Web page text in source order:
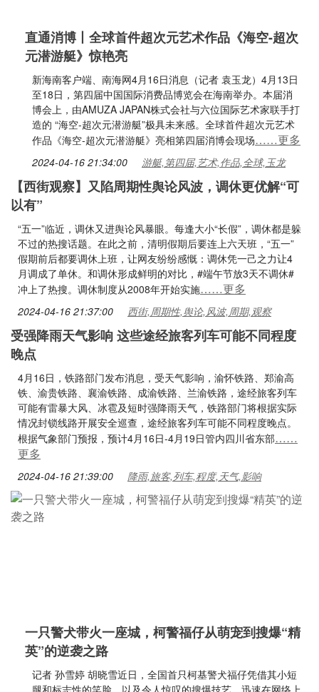
直通消博丨全球首件超次元艺术作品《海空-超次
元潜游艇》惊艳亮
新海南客户端、南海网4月16日消息（记者 袁玉龙）4月13日
至18日，第四届中国国际消费品博览会在海南举办。本届消
博会上，由AMUZA JAPAN株式会社与六位国际艺术家联手打
造的 “海空-超次元潜游艇”极具未来感。全球首件超次元艺术
作品《海空-超次元潜游艇》亮相第四届消博会现场……更多
2024-04-16 21:34:00 游艇,第四届,艺术,作品,全球,玉龙
【西街观察】又陷周期性舆论风波，调休更优解“可
以有”
“五一”临近，调休又进舆论风暴眼。每逢大小“长假”，调休都是躲
不过的热搜话题。在此之前，清明假期后要连上六天班，“五一”
假期前后都要调休上班，让网友纷纷感慨：调休凭一己之力让4
月调成了单休。和调休形成鲜明的对比，#端午节放3天不调休#
冲上了热搜。调休制度从2008年开始实施……更多
2024-04-16 21:37:00 西街,周期性,舆论,风波,周期,观察
受强降雨天气影响 这些途经旅客列车可能不同程度
晚点
4月16日，铁路部门发布消息，受天气影响，渝怀铁路、郑渝高
铁、渝贵铁路、襄渝铁路、成渝铁路、兰渝铁路，途经旅客列车
可能有雷暴大风、冰雹及短时强降雨天气，铁路部门将根据实际
情况封锁线路开展安全巡查，途经旅客列车可能不同程度晚点。
根据气象部门预报，预计4月16日-4月19日管内四川省东部……
更多
2024-04-16 21:39:00 降雨,旅客,列车,程度,天气,影响
一只警犬带火一座城，柯警福仔从萌宠到搜爆“精
英”的逆袭之路
记者 孙雪婷 胡晓雪近日，全国首只柯基警犬福仔凭借其小短
腿和标志性的笑脸，以及令人惊叹的搜爆技艺，迅速在网络上